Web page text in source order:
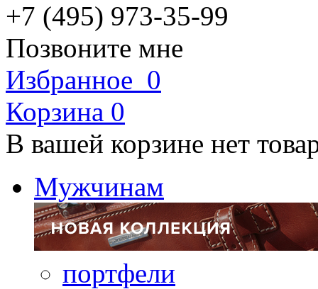
+7 (495) 973-35-99
Позвоните мне
Избранное 0
Корзина 0
В вашей корзине нет
Мужчинам
портфели